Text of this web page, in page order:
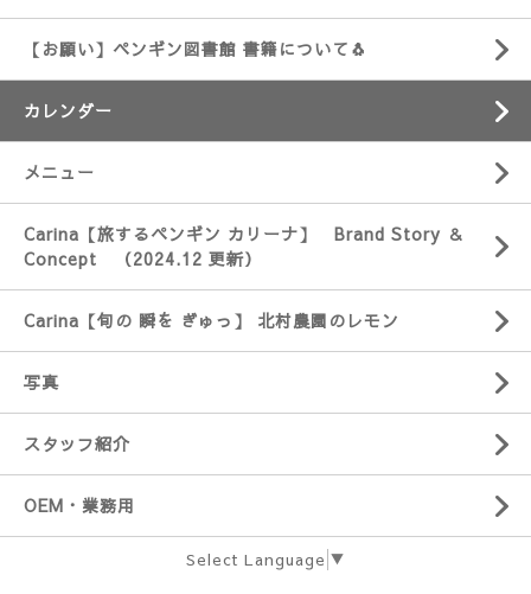
【お願い】ペンギン図書館 書籍について🐧
カレンダー
メニュー
Carina【旅するペンギン カリーナ】 Brand Story ＆
Concept （2024.12 更新）
Carina【旬の 瞬を ぎゅっ】 北村農園のレモン
写真
スタッフ紹介
OEM・業務用
Select Language ▼